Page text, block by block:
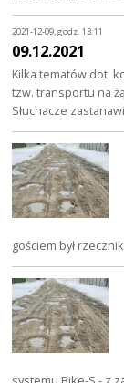
2021-12-09, godz. 13:11
09.12.2021
Kilka tematów dot.
tzw. transportu na
Słuchacze
gościem był